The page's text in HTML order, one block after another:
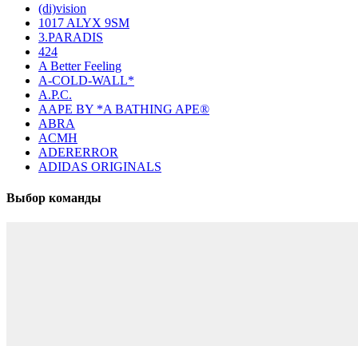
(di)vision
1017 ALYX 9SM
3.PARADIS
424
A Better Feeling
A-COLD-WALL*
A.P.C.
AAPE BY *A BATHING APE®
ABRA
ACMH
ADERERROR
ADIDAS ORIGINALS
Выбор команды